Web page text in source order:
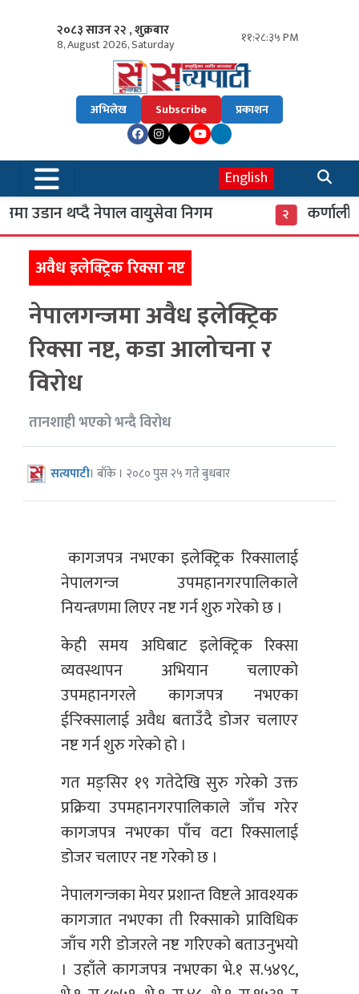
२०८३ साउन २२ , शुक्रबार
8, August 2026, Saturday ११:२८:३६ PM
अभिलेख Subscribe प्रकाशन
English
उडान थप्दै नेपाल वायुसेवा निगम
कर्णाली
अवैध इलेक्ट्रिक रिक्सा नष्ट
नेपालगन्जमा अवैध इलेक्ट्रिक
रिक्सा नष्ट, कडा आलोचना र
विरोध
तानशाही भएको भन्दै विरोध
सत्यपाटी। बाँके । २०८० पुस २५ गते बुधबार
कागजपत्र नभएका इलेक्ट्रिक रिक्सालाई
नेपालगन्ज उपमहानगरपालिकाले
नियन्त्रणमा लिएर नष्ट गर्न शुरु गरेको छ ।
केही समय अघिबाट इलेक्ट्रिक रिक्सा
व्यवस्थापन अभियान चलाएको
उपमहानगरले कागजपत्र नभएका
ईर्‍रिक्सालाई अवैध बताउँदै डोजर चलाएर
नष्ट गर्न शुरु गरेको हो ।
गत मङ्सिर १९ गतेदेखि सुरु गरेको उक्त
प्रक्रिया उपमहानगरपालिकाले जाँच गरेर
कागजपत्र नभएका पाँच वटा रिक्सालाई
डोजर चलाएर नष्ट गरेको छ ।
नेपालगन्जका मेयर प्रशान्त विष्टले आवश्यक
कागजात नभएका ती रिक्साको प्राविधिक
जाँच गरी डोजरले नष्ट गरिएको बताउनुभयो
। उहाँले कागजपत्र नभएका भे.१ स.५४९८,